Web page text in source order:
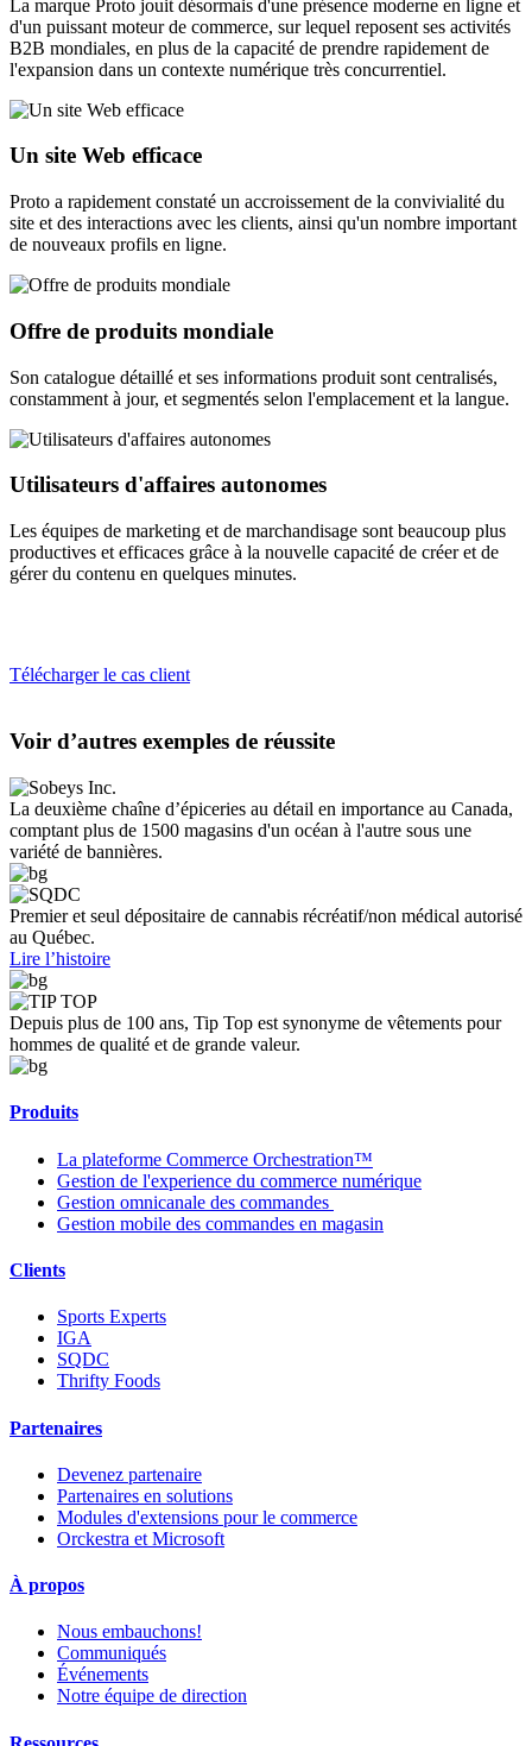
La marque Proto jouit désormais d'une présence moderne en ligne et
d'un puissant moteur de commerce, sur lequel reposent ses activités
B2B mondiales, en plus de la capacité de prendre rapidement de
l'expansion dans un contexte numérique très concurrentiel.
Un site Web efficace
Proto a rapidement constaté un accroissement de la convivialité du
site et des interactions avec les clients, ainsi qu'un nombre important
de nouveaux profils en ligne.
Offre de produits mondiale
Son catalogue détaillé et ses informations produit sont centralisés,
constamment à jour, et segmentés selon l'emplacement et la langue.
Utilisateurs d'affaires autonomes
Les équipes de marketing et de marchandisage sont beaucoup plus
productives et efficaces grâce à la nouvelle capacité de créer et de
gérer du contenu en quelques minutes.
Télécharger le cas client
Voir d’autres exemples de réussite
La deuxième chaîne d’épiceries au détail en importance au Canada,
comptant plus de 1500 magasins d'un océan à l'autre sous une
variété de bannières.
Premier et seul dépositaire de cannabis récréatif/non médical autorisé
au Québec.
Lire l’histoire
Depuis plus de 100 ans, Tip Top est synonyme de vêtements pour
hommes de qualité et de grande valeur.
Produits
La plateforme Commerce Orchestration™
Gestion de l'experience du commerce numérique
Gestion omnicanale des commandes
Gestion mobile des commandes en magasin
Clients
Sports Experts
IGA
SQDC
Thrifty Foods
Partenaires
Devenez partenaire
Partenaires en solutions
Modules d'extensions pour le commerce
Orckestra et Microsoft
À propos
Nous embauchons!
Communiqués
Événements
Notre équipe de direction